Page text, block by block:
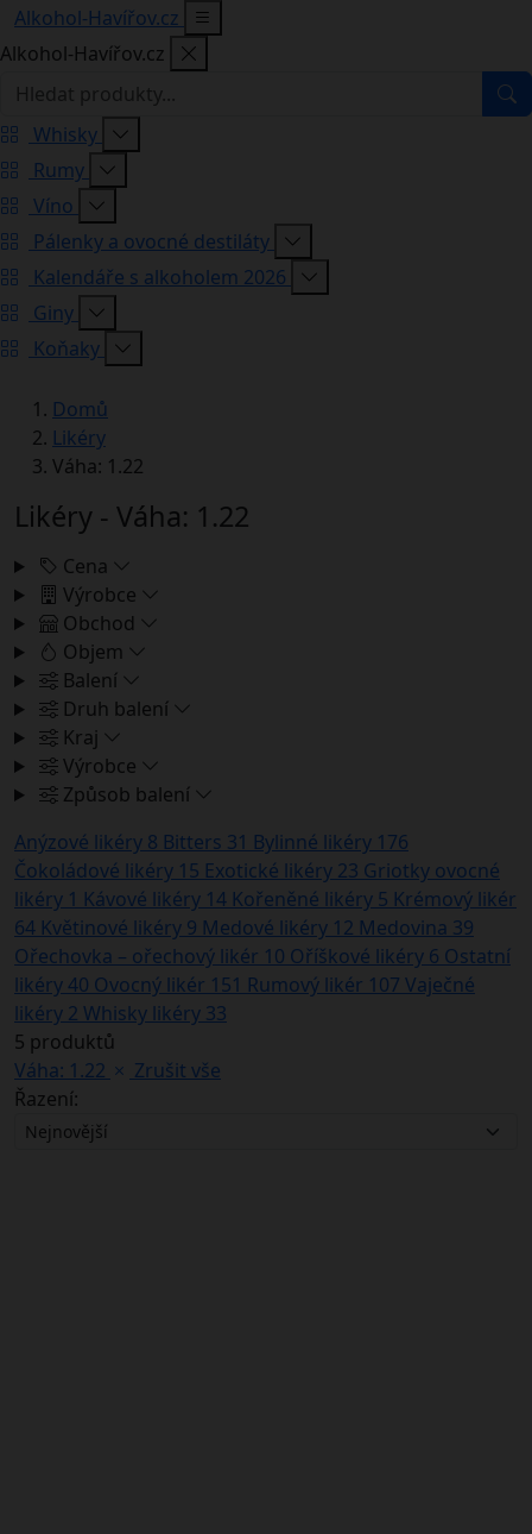
Alkohol-Havířov.cz
Alkohol-Havířov.cz
Whisky
Rumy
Víno
Pálenky a ovocné destiláty
Kalendáře s alkoholem 2026
Giny
Koňaky
Domů
Likéry
Váha: 1.22
Likéry - Váha: 1.22
Cena
Výrobce
Obchod
Objem
Balení
Druh balení
Kraj
Výrobce
Způsob balení
Anýzové likéry 8 Bitters 31 Bylinné likéry 176
Čokoládové likéry 15 Exotické likéry 23 Griotky ovocné
likéry 1 Kávové likéry 14 Kořeněné likéry 5 Krémový likér
64 Květinové likéry 9 Medové likéry 12 Medovina 39
Ořechovka – ořechový likér 10 Oříškové likéry 6 Ostatní
likéry40 Ovocný likér 151 Rumový likér 107 Vaječné
likéry 2 Whisky likéry 33
5 produktů
Váha: 1.22
Zrušit vše
Řazení: